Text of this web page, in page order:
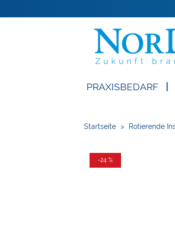
PRAXISBEDARF
Startseite > Rotierende
-24 %